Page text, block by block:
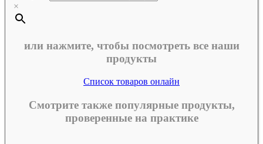
×
или нажмите, чтобы посмотреть все наши
продукты
Список товаров онлайн
Смотрите также популярные продукты,
проверенные на практике